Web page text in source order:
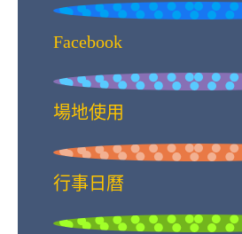
Facebook
場地使用
行事日曆